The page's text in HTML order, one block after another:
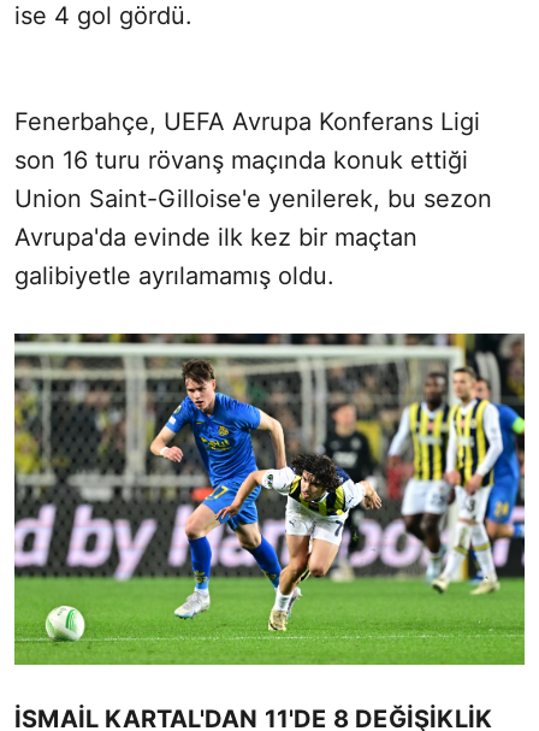
ise 4 gol gördü.
Fenerbahçe, UEFA Avrupa Konferans Ligi
son 16 turu rövanş maçında konuk ettiği
Union Saint-Gilloise'e yenilerek, bu sezon
Avrupa'da evinde ilk kez bir maçtan
galibiyetle ayrılamamış oldu.
İSMAİL KARTAL'DAN 11'DE 8 DEĞİŞİKLİK